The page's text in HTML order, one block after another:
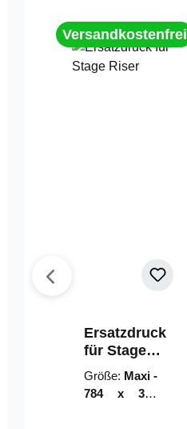
Versandkostenfrei
Ersatzdruck
für Stage
Riser
Größe: Maxi -
784 x 314